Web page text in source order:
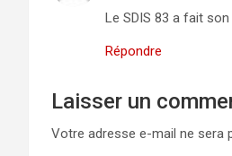
Le SDIS 83 a fait
Répondre
Laisser un
Votre adresse e-mail ne sera